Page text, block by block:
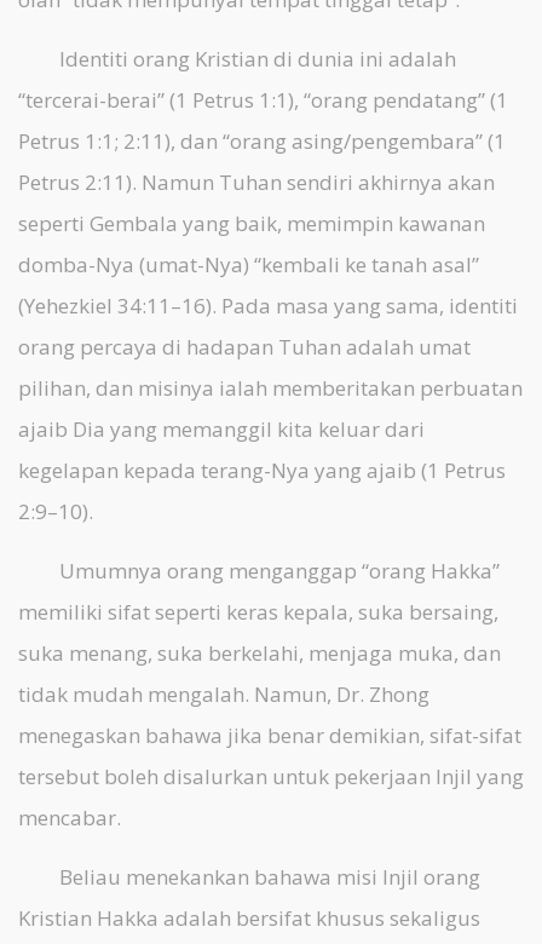
Identiti orang Kristian di dunia ini adalah
“tercerai-berai” (1 Petrus 1:1), “orang pendatang” (1
Petrus 1:1; 2:11), dan “orang asing/pengembara” (1
Petrus 2:11). Namun Tuhan sendiri akhirnya akan
seperti Gembala yang baik, memimpin kawanan
domba-Nya (umat-Nya) “kembali ke tanah asal”
(Yehezkiel 34:11–16). Pada masa yang sama, identiti
orang percaya di hadapan Tuhan adalah umat
pilihan, dan misinya ialah memberitakan perbuatan
ajaib Dia yang memanggil kita keluar dari
kegelapan kepada terang-Nya yang ajaib (1 Petrus
2:9–10).
Umumnya orang menganggap “orang Hakka”
memiliki sifat seperti keras kepala, suka bersaing,
suka menang, suka berkelahi, menjaga muka, dan
tidak mudah mengalah. Namun, Dr. Zhong
menegaskan bahawa jika benar demikian, sifat-sifat
tersebut boleh disalurkan untuk pekerjaan Injil yang
mencabar.
Beliau menekankan bahawa misi Injil orang
Kristian Hakka adalah bersifat khusus sekaligus